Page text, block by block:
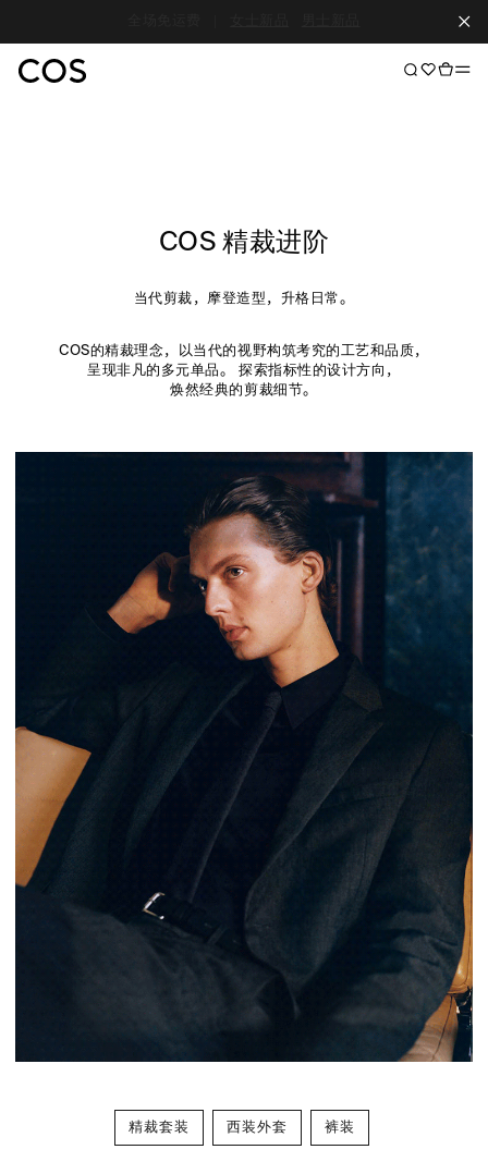
COS 精裁进阶
当代剪裁，摩登造型，升格日常。
COS的精裁理念，以当代的视野构筑考究的工艺和品质，
呈现非凡的多元单品。 探索指标性的设计方向，
焕然经典的剪裁细节。
精裁套装 西装外套 裤装